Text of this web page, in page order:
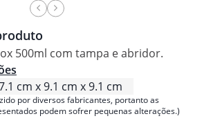
500ml com tampa e abridor.
cm x 9.1 cm x 9.1 cm
por diversos fabricantes, portanto as
podem sofrer pequenas alterações.)